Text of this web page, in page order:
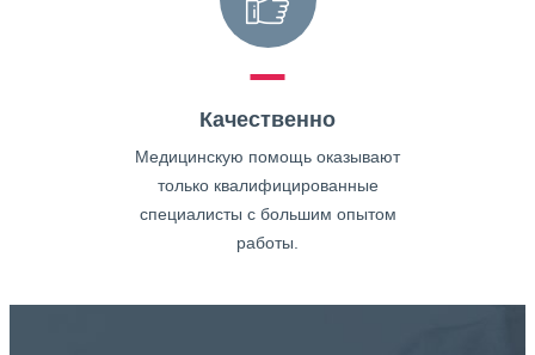
Качественно
Медицинскую помощь оказывают
только квалифицированные
специалисты с большим опытом
работы.